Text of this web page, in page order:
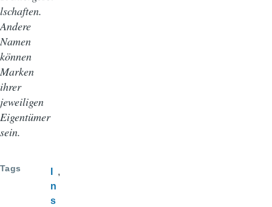
lschaften.
Andere
Namen
können
Marken
ihrer
jeweiligen
Eigentümer
sein.
Tags
n
s